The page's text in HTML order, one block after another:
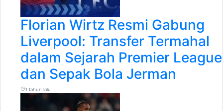
Florian Wirtz Resmi Gabung
Liverpool: Transfer Termahal
dalam Sejarah Premier League
dan Sepak Bola Jerman
1 tahun lalu